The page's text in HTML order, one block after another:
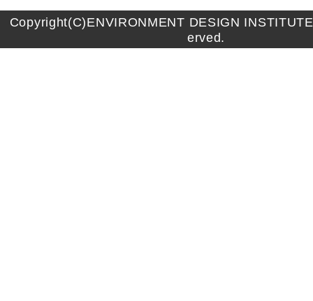
Copyright(C)ENVIRONMENT DESIGN
erved.